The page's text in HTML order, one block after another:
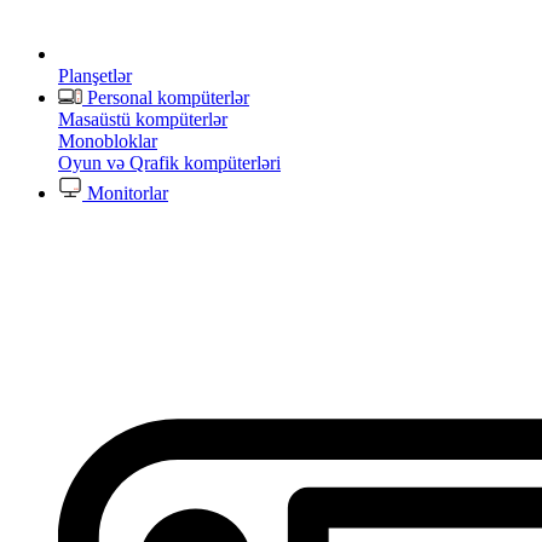
Planşetlər
Personal kompüterlər
Masaüstü kompüterlər
Monobloklar
Oyun və Qrafik kompüterləri
Monitorlar